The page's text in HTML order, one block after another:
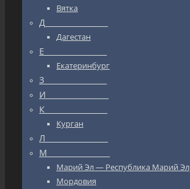
Вятка
Д_________________
Дагестан
Е_________________
Екатеринбург
З_________________
И_________________
К_________________
Курган
Л_________________
М_________________
Марий Эл — Республика Марий Эл
Мордовия